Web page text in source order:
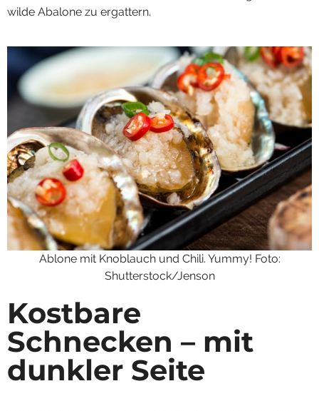
wilde Abalone zu ergattern.
Ablone mit Knoblauch und Chili. Yummy! Foto:
Shutterstock/Jenson
Kostbare
Schnecken – mit
dunkler Seite